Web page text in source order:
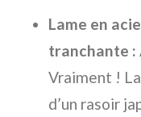
Lame en
tranchante :
Vraiment !
d’un rasoir